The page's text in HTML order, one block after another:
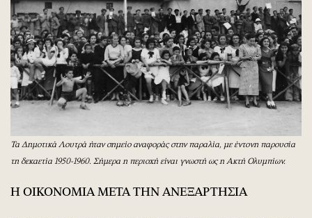
Τα Δημοτικά Λουτρά ήταν σημείο αναφοράς στην παραλία, με έντονη παρουσία
τη δεκαετία 1950-1960. Σήμερα η περιοχή είναι γνωστή ως η Ακτή Ολυμπίων.
Η ΟΙΚΟΝΟΜΙΑ ΜΕΤΑ ΤΗΝ ΑΝΕΞΑΡΤΗΣΙΑ